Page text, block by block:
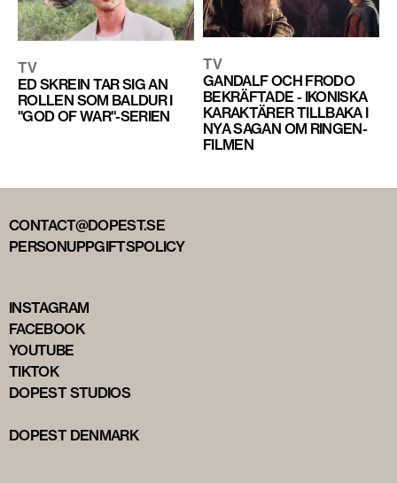
TV
ED SKREIN TAR SIG AN
ROLLEN SOM BALDUR I
"GOD OF WAR"-SERIEN
TV
GANDALF OCH FRODO
BEKRÄFTADE - IKONISKA
KARAKTÄRER TILLBAKA I
NYA SAGAN OM RINGEN-
FILMEN
CONTACT@DOPEST.SE
PERSONUPPGIFTSPOLICY
INSTAGRAM
FACEBOOK
YOUTUBE
TIKTOK
DOPEST STUDIOS
DOPEST DENMARK